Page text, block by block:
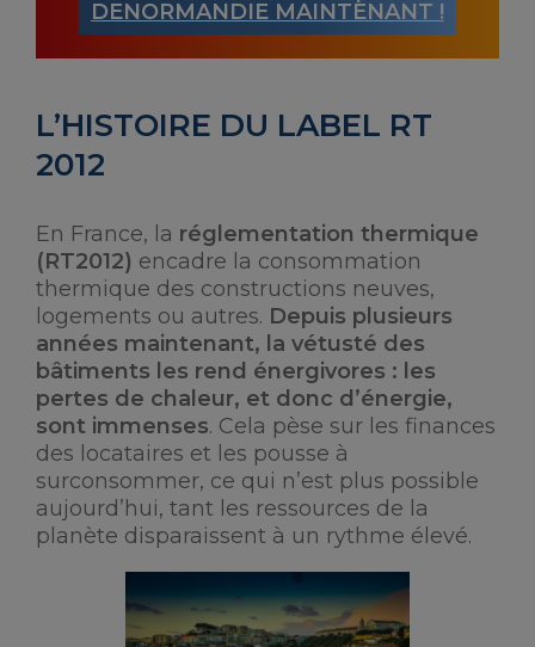
DENORMANDIE MAINTENANT !
L’HISTOIRE DU LABEL RT
2012
En France, la réglementation thermique
(RT2012) encadre la consommation
thermique des constructions neuves,
logements ou autres. Depuis plusieurs
années maintenant, la vétusté des
bâtiments les rend énergivores : les
pertes de chaleur, et donc d’énergie,
sont immenses. Cela pèse sur les finances
des locataires et les pousse à
surconsommer, ce qui n’est plus possible
aujourd’hui, tant les ressources de la
planète disparaissent à un rythme élevé.